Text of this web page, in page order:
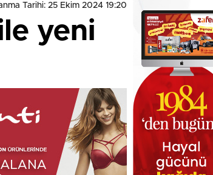
Tarihi: 25 Ekim 2024 19:20
yeni